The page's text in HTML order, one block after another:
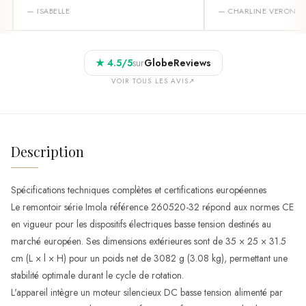
ISABELLE CHARLINE VERON
★ 4.5/5surGlobeReviews
VOIR TOUS LES AVIS↗
Description
Spécifications techniques complètes et certifications européennes
Le remontoir série Imola référence 260520-32 répond aux normes CE
en vigueur pour les dispositifs électriques basse tension destinés au
marché européen. Ses dimensions extérieures sont de 35 × 25 × 31.5
cm (L × l × H) pour un poids net de 3082 g (3.08 kg), permettant une
stabilité optimale durant le cycle de rotation.
L'appareil intègre un moteur silencieux DC basse tension alimenté par